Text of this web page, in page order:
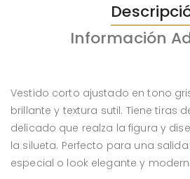
Información
Vestido corto ajustado en tono
brillante y textura sutil. Tiene tiras
delicado que realza la figura y
la silueta. Perfecto para una
especial o look elegante y